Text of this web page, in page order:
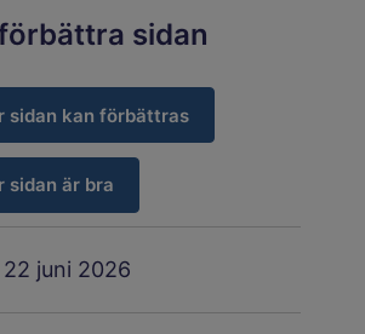
sidan
sidan kan förbättras
sidan är bra
22 juni 2026